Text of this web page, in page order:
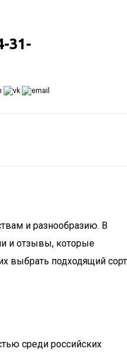
31-
и разнообразию. В
и отзывы, которые
выбрать подходящий сорт
среди российских